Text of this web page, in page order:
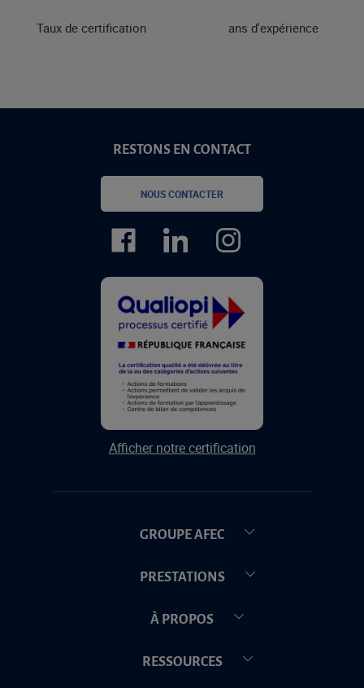
Taux de certification ans d'expérience
RESTONS EN CONTACT
NOUS CONTACTER
Afficher notre certification
GROUPE AFEC
PRESTATIONS
À PROPOS
RESSOURCES